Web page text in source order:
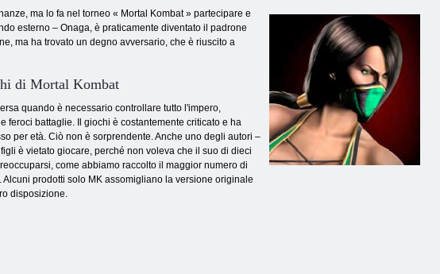
ma lo fa nel torneo « Mortal Kombat » partecipare e
esterno – Onaga, è praticamente diventato il padrone
ma ha trovato un degno avversario, che è riuscito a
di Mortal Kombat
quando è necessario controllare tutto l'impero,
feroci battaglie. Il giochi è costantemente criticato e ha
per età. Ciò non è sorprendente. Anche uno degli autori –
è vietato giocare, perché non voleva che il suo di dieci
come abbiamo raccolto il maggior numero di
prodotti solo MK assomigliano la versione originale
disposizione.